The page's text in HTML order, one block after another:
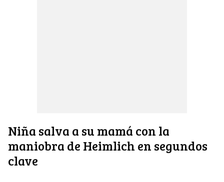
Niña salva a su mamá con la
maniobra de Heimlich en segundos
clave